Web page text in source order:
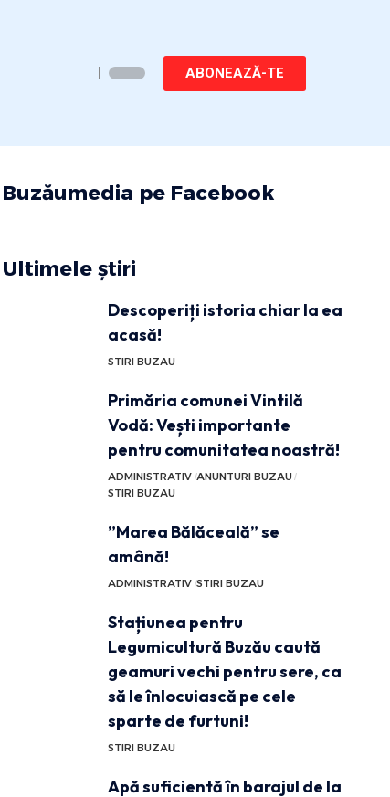
ABONEAZĂ-TE
Buzăumedia pe Facebook
Ultimele știri
Descoperiți istoria chiar la ea
acasă!
STIRI BUZAU
Primăria comunei Vintilă
Vodă: Vești importante
pentru comunitatea noastră!
ADMINISTRATIV ANUNTURI BUZAU
STIRI BUZAU
”Marea Bălăceală” se
amână!
ADMINISTRATIV STIRI BUZAU
Stațiunea pentru
Legumicultură Buzău caută
geamuri vechi pentru sere, ca
să le înlocuiască pe cele
sparte de furtuni!
STIRI BUZAU
Apă suficientă în barajul de la